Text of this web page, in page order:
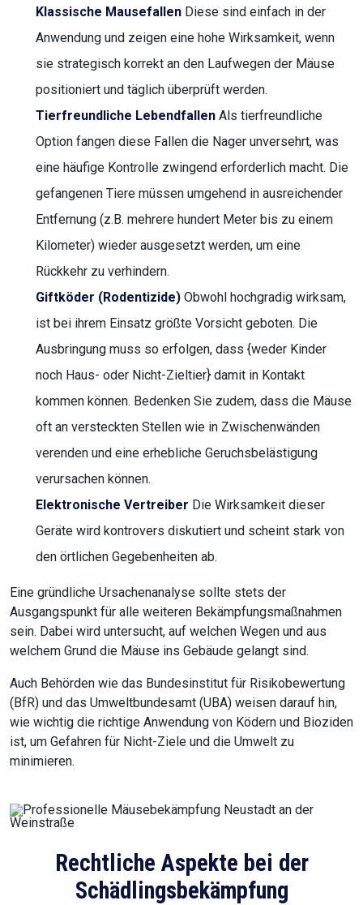
Klassische Mausefallen Diese sind einfach in der
Anwendung und zeigen eine hohe Wirksamkeit, wenn
sie strategisch korrekt an den Laufwegen der Mäuse
positioniert und täglich überprüft werden.
Tierfreundliche Lebendfallen Als tierfreundliche
Option fangen diese Fallen die Nager unversehrt, was
eine häufige Kontrolle zwingend erforderlich macht. Die
gefangenen Tiere müssen umgehend in ausreichender
Entfernung (z.B. mehrere hundert Meter bis zu einem
Kilometer) wieder ausgesetzt werden, um eine
Rückkehr zu verhindern.
Giftköder (Rodentizide) Obwohl hochgradig wirksam,
ist bei ihrem Einsatz größte Vorsicht geboten. Die
Ausbringung muss so erfolgen, dass {weder Kinder
noch Haus- oder Nicht-Zieltier} damit in Kontakt
kommen können. Bedenken Sie zudem, dass die Mäuse
oft an versteckten Stellen wie in Zwischenwänden
verenden und eine erhebliche Geruchsbelästigung
verursachen können.
Elektronische Vertreiber Die Wirksamkeit dieser
Geräte wird kontrovers diskutiert und scheint stark von
den örtlichen Gegebenheiten ab.
Eine gründliche Ursachenanalyse sollte stets der
Ausgangspunkt für alle weiteren Bekämpfungsmaßnahmen
sein. Dabei wird untersucht, auf welchen Wegen und aus
welchem Grund die Mäuse ins Gebäude gelangt sind.
Auch Behörden wie das Bundesinstitut für Risikobewertung
(BfR) und das Umweltbundesamt (UBA) weisen darauf hin,
wie wichtig die richtige Anwendung von Ködern und Bioziden
ist, um Gefahren für Nicht-Ziele und die Umwelt zu
minimieren.
Rechtliche Aspekte bei der
Schädlingsbekämpfung